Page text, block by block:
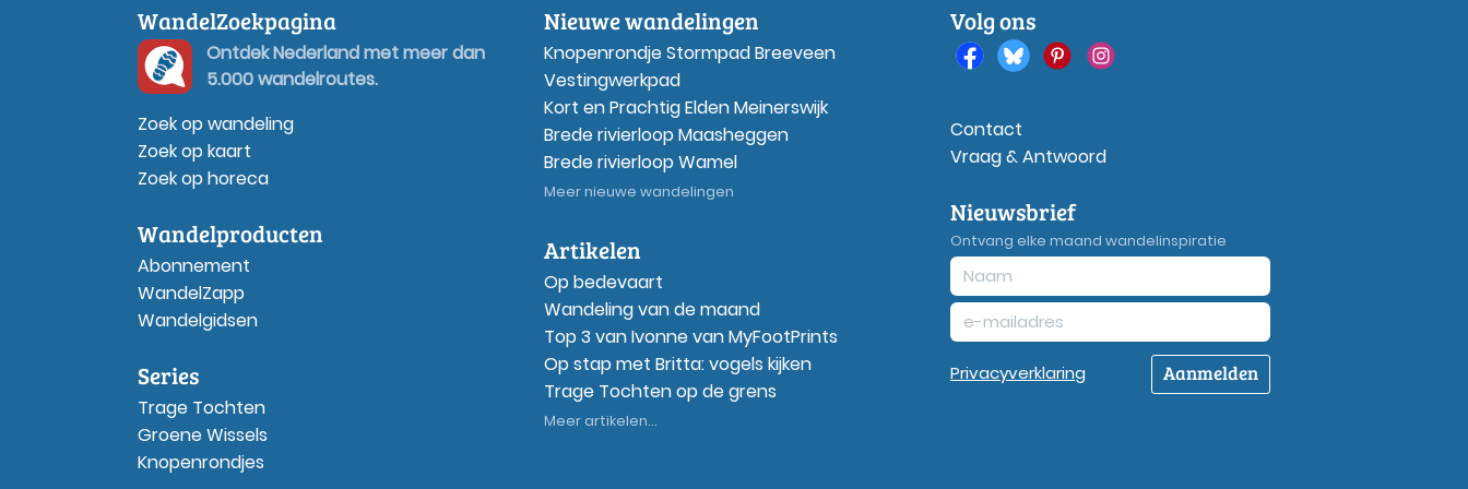
WandelZoekpagina
Ontdek Nederland met meer dan
5.000 wandelroutes.
Zoek op wandeling
Zoek op kaart
Zoek op horeca
Wandelproducten
Abonnement
WandelZapp
Wandelgidsen
Series
Trage Tochten
Groene Wissels
Knopenrondjes
Nieuwe wandelingen
Knopenrondje Stormpad Breeveen
Vestingwerkpad
Kort en Prachtig Elden Meinerswijk
Brede rivierloop Maasheggen
Brede rivierloop Wamel
Meer nieuwe wandelingen
Artikelen
Op bedevaart
Wandeling van de maand
Top 3 van Ivonne van MyFootPrints
Op stap met Britta: vogels kijken
Trage Tochten op de grens
Meer artikelen...
Volg ons
Contact
Vraag & Antwoord
Nieuwsbrief
Ontvang elke maand wandelinspiratie
Privacyverklaring Aanmelden